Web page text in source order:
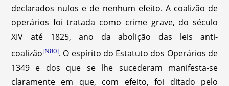
declarados nulos e de nenhum efeito. A coalizão de
operários foi tratada como crime grave, do século
XIV até 1825, ano da abolição das leis anti-
coalizão[N80]. O espírito do Estatuto dos Operários de
1349 e dos que se lhe sucederam manifesta-se
claramente em que, com efeito, foi ditado pelo